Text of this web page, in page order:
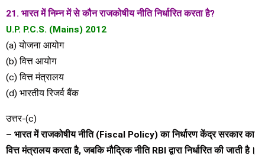
21. भारत में निम्न में से कौन राजकोषीय नीति निर्धारित करता है?
U.P. P.C.S. (Mains) 2012
(a) योजना आयोग
(b) वित्त आयोग
(c) वित्त मंत्रालय
(d) भारतीय रिजर्व बैंक
उत्तर-(c)
– भारत में राजकोषीय नीति (Fiscal Policy) का निर्धारण केंद्र सरकार का
वित्त मंत्रालय करता है, जबकि मौद्रिक नीति RBI द्वारा निर्धारित की जाती है।